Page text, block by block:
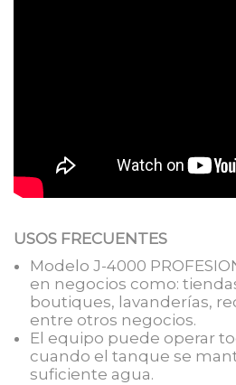
USOS FRECUENTES
Modelo J-4000
en negocios como:
boutiques, lavanderías,
entre otros negocios.
El equipo puede operar
cuando el tanque se
suficiente agua.